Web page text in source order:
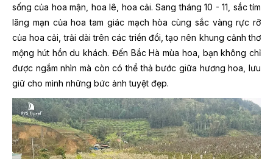
sống của hoa mận, hoa lê, hoa cải. Sang tháng 10 - 11, sắc tím
lãng mạn của hoa tam giác mạch hòa cùng sắc vàng rực rỡ
của hoa cải, trải dài trên các triền đồi, tạo nên khung cảnh thơ
mộng hút hồn du khách. Đến Bắc Hà mùa hoa, bạn không chỉ
được ngắm nhìn mà còn có thể thả bước giữa hương hoa, lưu
giữ cho mình những bức ảnh tuyệt đẹp.